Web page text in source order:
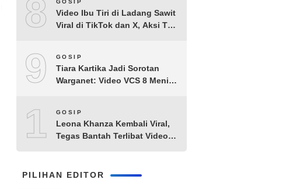
8 GOSIP
Video Ibu Tiri di Ladang Sawit
Viral di TikTok dan X, Aksi Tak
9 GOSIP
Tiara Kartika Jadi Sorotan
Warganet: Video VCS 8 Menit
10
GOSIP
Leona Khanza Kembali Viral,
Tegas Bantah Terlibat Video
PILIHAN EDITOR